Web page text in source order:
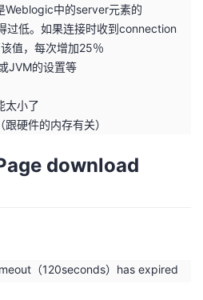
Weblogic中的server元素的
低。如果连接时收到connection
值，每次增加25％
JVM的设置等
太小了
硬件的内存有关）
download
（120seconds）has expired